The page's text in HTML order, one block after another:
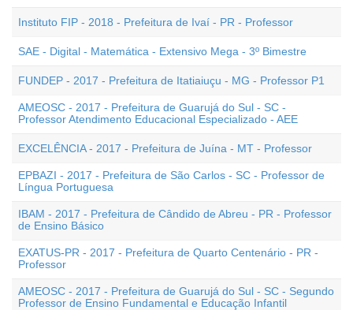
Instituto FIP - 2018 - Prefeitura de Ivaí - PR - Professor
SAE - Digital - Matemática - Extensivo Mega - 3º Bimestre
FUNDEP - 2017 - Prefeitura de Itatiaiuçu - MG - Professor P1
AMEOSC - 2017 - Prefeitura de Guarujá do Sul - SC -
Professor Atendimento Educacional Especializado - AEE
EXCELÊNCIA - 2017 - Prefeitura de Juína - MT - Professor
EPBAZI - 2017 - Prefeitura de São Carlos - SC - Professor de
Língua Portuguesa
IBAM - 2017 - Prefeitura de Cândido de Abreu - PR - Professor
de Ensino Básico
EXATUS-PR - 2017 - Prefeitura de Quarto Centenário - PR -
Professor
AMEOSC - 2017 - Prefeitura de Guarujá do Sul - SC - Segundo
Professor de Ensino Fundamental e Educação Infantil